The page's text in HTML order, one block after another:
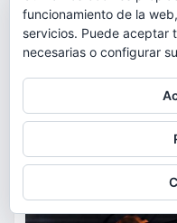
ACTUALIDAD
Torrent caza
de los
endurece las
funcionamiento de la
servicios. Puede aceptar
necesarias o configurar
Para obtener más